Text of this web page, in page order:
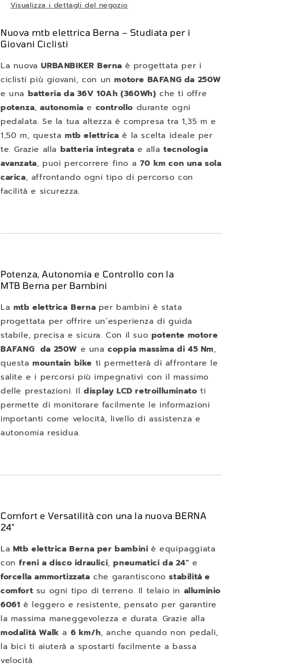
Visualizza i dettagli del negozio
Nuova mtb elettrica Berna – Studiata per i
Giovani Ciclisti
La nuovaURBANBIKER Berna è progettata per i
ciclisti più giovani, con unmotore BAFANG da 250W
e una batteria da 36V 10Ah (360Wh) che ti offre
potenza,autonomia e controllo durante ogni
pedalata. Se la tua altezza è compresa tra 1,35 m e
1,50 m, questa mtb elettrica è la scelta ideale per
te. Grazie alla batteria integrata e allatecnologia
avanzata, puoi percorrere fino a 70 km con una sola
carica, affrontando ogni tipo di percorso con
facilità e sicurezza.
Potenza, Autonomia e Controllo con la
MTB Berna per Bambini
La mtb elettrica Berna per bambini è stata
progettata per offrire un’esperienza di guida
stabile, precisa e sicura. Con il suo potente motore
BAFANG da 250W e unacoppia massima di 45 Nm,
questamountain bike ti permetterà di affrontare le
salite e i percorsi più impegnativi con il massimo
delle prestazioni. Ildisplay LCD retroilluminato ti
permette di monitorare facilmente le informazioni
importanti come velocità, livello di assistenza e
autonomia residua.
Comfort e Versatilità con una la nuova BERNA
24"
La Mtb elettrica Berna per bambiniè equipaggiata
confreni a disco idraulici,pneumatici da 24" e
forcella ammortizzata che garantisconostabilità e
comfort su ogni tipo di terreno. Il telaio in alluminio
6061 è leggero e resistente, pensato per garantire
la massima maneggevolezza e durata. Grazie alla
modalità Walk a 6 km/h, anche quando non pedali,
la bici ti aiuterà a spostarti facilmente a bassa
velocità.